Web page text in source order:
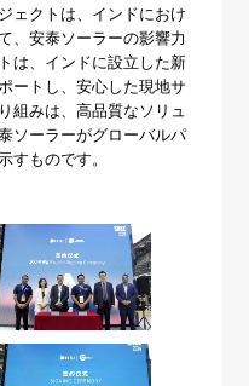
ェクトは、インドにおけ
、安泰ソーラーの影響力
は、インドに設立した新
ートし、安心した現地サ
組みは、高品質なソリュ
ソーラーがグローバルパ
すものです。